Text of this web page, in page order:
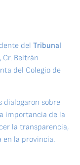
del Tribunal
, Cr. Beltrán
del Colegio de
dialogaron sobre
importancia de la
la transparencia,
en la provincia.